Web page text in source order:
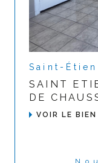
Saint-
SAINT
DE
VOIR LE BIEN